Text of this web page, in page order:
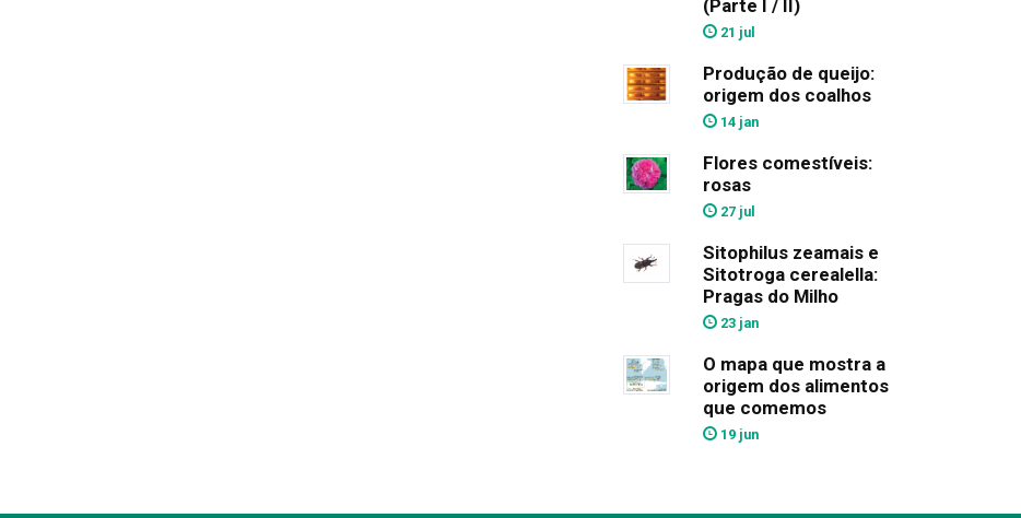
(Parte I / II)
21 jul
Produção de queijo:
origem dos coalhos
14 jan
Flores comestíveis:
rosas
27 jul
Sitophilus zeamais e
Sitotroga cerealella:
Pragas do Milho
23 jan
O mapa que mostra a
origem dos alimentos
que comemos
19 jun